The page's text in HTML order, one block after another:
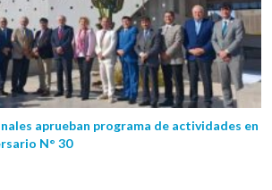
aprueban programa de actividades en
N° 30